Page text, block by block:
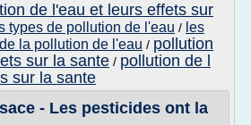
de l'eau et leurs effets sur
types de pollution de l'eau / les
la pollution de l'eau / pollution
sur la sante / pollution de l
sur la sante
- Les pesticides ont la